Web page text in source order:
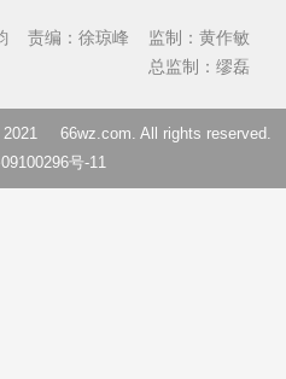
责编：徐琼峰
监制：黄作敏
总监制：缪磊
66wz.com. All rights reserved.
号-11